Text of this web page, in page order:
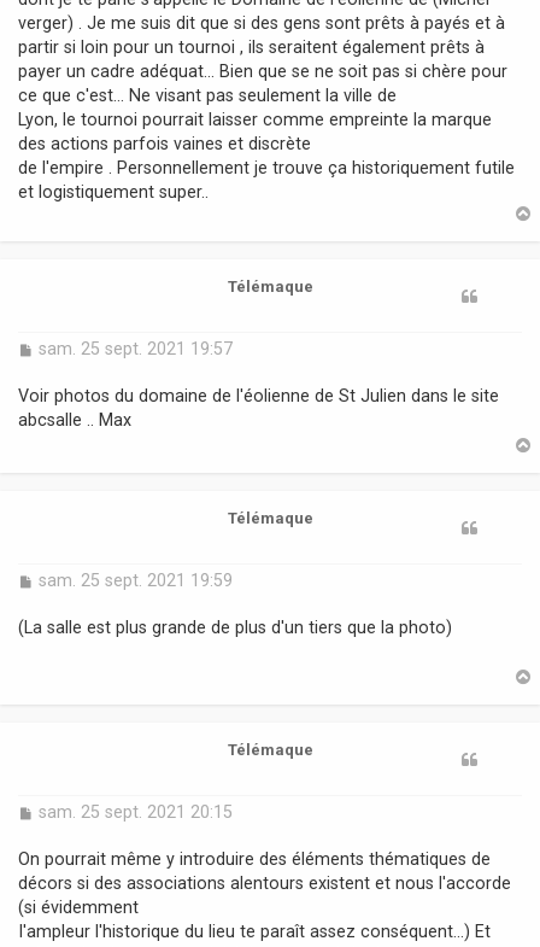
verger) . Je me suis dit que si des gens sont prêts à payés et à
partir si loin pour un tournoi , ils seraitent également prêts à
payer un cadre adéquat... Bien que se ne soit pas si chère pour
ce que c'est... Ne visant pas seulement la ville de
Lyon, le tournoi pourrait laisser comme empreinte la marque
des actions parfois vaines et discrète
de l'empire . Personnellement je trouve ça historiquement futile
et logistiquement super..
Télémaque
M
s
a
sam. 25 sept. 2021 19:57
Voir photos du domaine de l'éolienne de St Julien dans le site
abcsalle .. Max
Télémaque
M
s
sam. 25 sept. 2021 19:59
(La salle est plus grande de plus d'un tiers que la photo)
Télémaque
M
s
s
a
g
e
sam. 25 sept. 2021 20:15
On pourrait même y introduire des éléments thématiques de
décors si des associations alentours existent et nous l'accorde
(si évidemment
I'ampleur l'historique du lieu te paraît assez conséquent...) Et